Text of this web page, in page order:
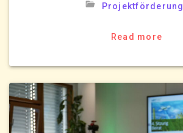
Projektförderung
Read more